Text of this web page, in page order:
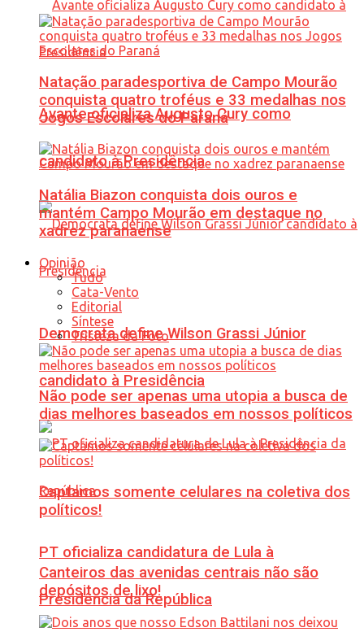
Avante oficializa Augusto Cury como
candidato à Presidência
Democrata define Wilson Grassi Júnior
candidato à Presidência
PT oficializa candidatura de Lula à
Presidência da República
Natação paradesportiva de Campo Mourão
conquista quatro troféus e 33 medalhas nos
Jogos Escolares do Paraná
Natália Biazon conquista dois ouros e
mantém Campo Mourão em destaque no
xadrez paranaense
Opinião
Tudo
Cata-Vento
Editorial
Síntese
Tristeza da Foto
Não pode ser apenas uma utopia a busca de
dias melhores baseados em nossos políticos
Captamos somente celulares na coletiva dos
políticos!
Canteiros das avenidas centrais não são
depósitos de lixo!